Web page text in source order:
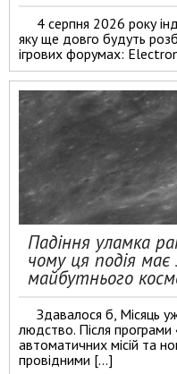
4 серпня 2026 року
яку ще довго будуть
ігрових форумах:
Падіння уламка
чому ця подія
майбутнього
Здавалося б, Місяць
людство. Після
автоматичних місій та
провідними […]